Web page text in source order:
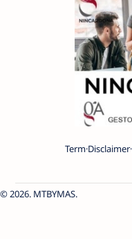
Term Disclaimer
2026. MTBYMAS.